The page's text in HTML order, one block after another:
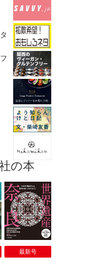
の本
最新号